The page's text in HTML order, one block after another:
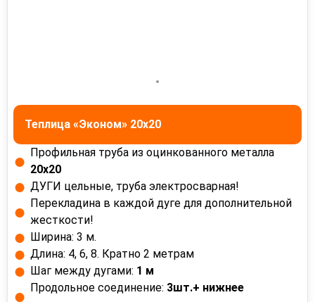
Теплица «Эконом» 20x20
Профильная труба из оцинкованного металла
20х20
ДУГИ цельные, труба электросварная!
Перекладина в каждой дуге для дополнительной
жесткости!
Ширина: 3 м.
Длина: 4, 6, 8. Кратно 2 метрам
Шаг между дугами: 1 м
Продольное соединение: 3шт.+ нижнее